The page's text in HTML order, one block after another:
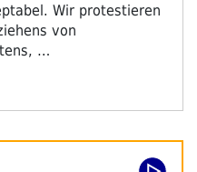
Wir protestieren
von
…